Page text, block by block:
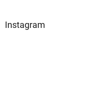
Instagram